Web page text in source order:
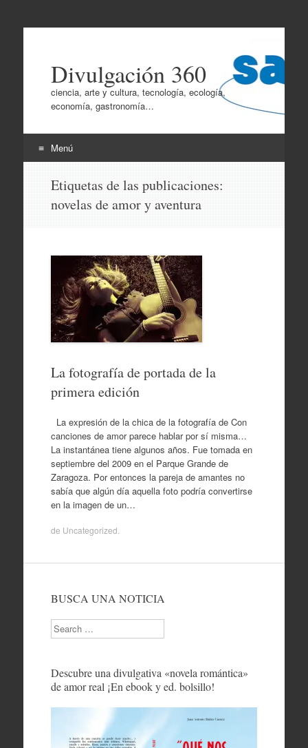
Divulgación 360
ciencia, arte y cultura, tecnología, ecología,
economía, gastronomía…
Menú
contenido
Etiquetas de las publicaciones:
novelas de amor y aventura
La fotografía de portada de la
primera edición
La expresión de la chica de la fotografía de Con
canciones de amor parece hablar por sí misma…
La instantánea tiene algunos años. Fue tomada en
septiembre del 2009 en el Parque Grande de
Zaragoza. Por entonces la pareja de amantes no
sabía que algún día aquella foto podría convertirse
en la imagen de un…
de Uncategorized
BUSCA UNA NOTICIA
Search
Descubre una divulgativa «novela romántica»
de amor real ¡En ebook y ed. bolsillo!